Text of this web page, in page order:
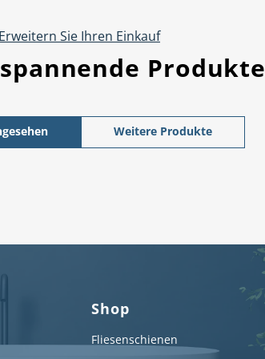
Erweitern Sie Ihren Einkauf
Produkte
Weitere Produkte
Shop
Fliesenschienen